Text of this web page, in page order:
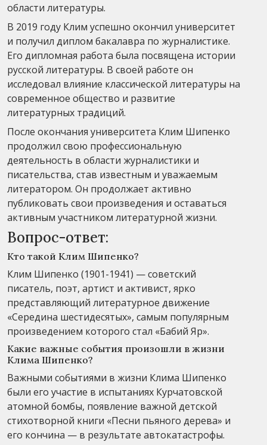
области литературы.
В 2019 году Клим успешно окончил университет
и получил диплом бакалавра по журналистике.
Его дипломная работа была посвящена истории
русской литературы. В своей работе он
исследовал влияние классической литературы на
современное общество и развитие
литературных традиций.
После окончания университета Клим Шипенко
продолжил свою профессиональную
деятельность в области журналистики и
писательства, став известным и уважаемым
литератором. Он продолжает активно
публиковать свои произведения и оставаться
активным участником литературной жизни.
Вопрос-ответ:
Кто такой Клим Шипенко?
Клим Шипенко (1901-1941) — советский
писатель, поэт, артист и активист, ярко
представляющий литературное движение
«Середина шестидесятых», самым популярным
произведением которого стал «Бабий Яр».
Какие важные события произошли в жизни
Клима Шипенко?
Важными событиями в жизни Клима Шипенко
были его участие в испытаниях Курчатовской
атомной бомбы, появление важной детской
стихотворной книги «Песни пьяного дерева» и
его кончина — в результате автокатастрофы.